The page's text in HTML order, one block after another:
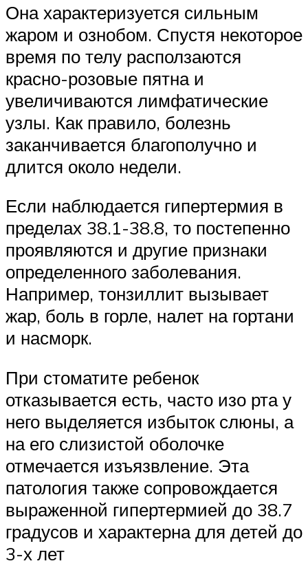
Она характеризуется сильным
жаром и ознобом. Спустя некоторое
время по телу расползаются
красно-розовые пятна и
увеличиваются лимфатические
узлы. Как правило, болезнь
заканчивается благополучно и
длится около недели.
Если наблюдается гипертермия в
пределах 38.1-38.8, то постепенно
проявляются и другие признаки
определенного заболевания.
Например, тонзиллит вызывает
жар, боль в горле, налет на гортани
и насморк.
При стоматите ребенок
отказывается есть, часто изо рта у
него выделяется избыток слюны, а
на его слизистой оболочке
отмечается изъязвление. Эта
патология также сопровождается
выраженной гипертермией до 38.7
градусов и характерна для детей до
3-х лет